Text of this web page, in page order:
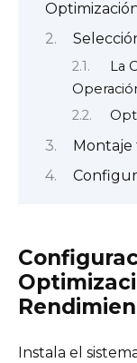
La
Montaje
Instala el